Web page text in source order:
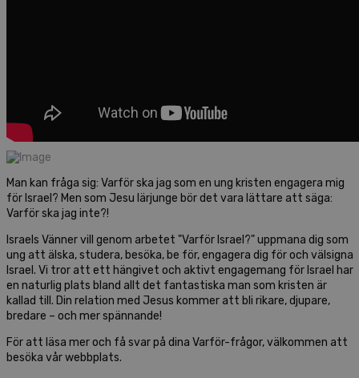
Man kan fråga sig: Varför ska jag som en ung kristen engagera mig
för Israel? Men som Jesu lärjunge bör det vara lättare att säga:
Varför ska jag inte?!
Israels Vänner vill genom arbetet "Varför Israel?" uppmana dig som
ung att älska, studera, besöka, be för, engagera dig för och välsigna
Israel. Vi tror att ett hängivet och aktivt engagemang för Israel har
en naturlig plats bland allt det fantastiska man som kristen är
kallad till. Din relation med Jesus kommer att bli rikare, djupare,
bredare – och mer spännande!
För att läsa mer och få svar på dina Varför-frågor, välkommen att
besöka vår webbplats.